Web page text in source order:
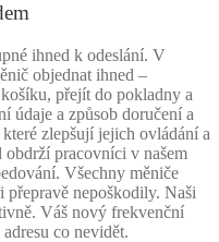
ihned k odeslání. V
objednat ihned –
přejít do pokladny a
údaje a způsob doručení a
zlepšují jejich ovládání a
pracovníci v našem
Všechny měniče
přepravě nepoškodily. Naši
Váš nový frekvenční
co nevidět.